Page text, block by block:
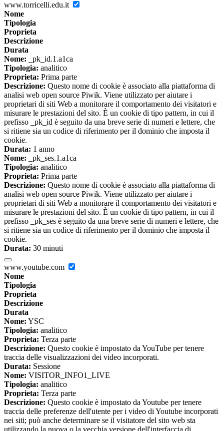
www.torricelli.edu.it
Nome
Tipologia
Proprieta
Descrizione
Durata
Nome: _pk_id.1.a1ca
Tipologia: analitico
Proprieta: Prima parte
Descrizione: Questo nome di cookie è associato alla piattaforma di
analisi web open source Piwik. Viene utilizzato per aiutare i
proprietari di siti Web a monitorare il comportamento dei visitatori e
misurare le prestazioni del sito. È un cookie di tipo pattern, in cui il
prefisso _pk_id è seguito da una breve serie di numeri e lettere, che
si ritiene sia un codice di riferimento per il dominio che imposta il
cookie.
Durata: 1 anno
Nome: _pk_ses.1.a1ca
Tipologia: analitico
Proprieta: Prima parte
Descrizione: Questo nome di cookie è associato alla piattaforma di
analisi web open source Piwik. Viene utilizzato per aiutare i
proprietari di siti Web a monitorare il comportamento dei visitatori e
misurare le prestazioni del sito. È un cookie di tipo pattern, in cui il
prefisso _pk_ses è seguito da una breve serie di numeri e lettere, che
si ritiene sia un codice di riferimento per il dominio che imposta il
cookie.
Durata: 30 minuti
www.youtube.com
Nome
Tipologia
Proprieta
Descrizione
Durata
Nome: YSC
Tipologia: analitico
Proprieta: Terza parte
Descrizione: Questo cookie è impostato da YouTube per tenere
traccia delle visualizzazioni dei video incorporati.
Durata: Sessione
Nome: VISITOR_INFO1_LIVE
Tipologia: analitico
Proprieta: Terza parte
Descrizione: Questo cookie è impostato da Youtube per tenere
traccia delle preferenze dell'utente per i video di Youtube incorporati
nei siti; può anche determinare se il visitatore del sito web sta